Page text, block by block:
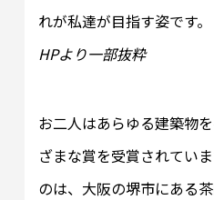
れが私達が目指す姿です。
HPより一部抜粋
お二人はあらゆる建築物
ざまな賞を受賞されてい
のは、大阪の堺市にある